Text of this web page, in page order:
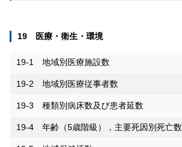
19 医療・衛生・環境
19-1 地域別医療施設数
19-2 地域別医療従事者数
19-3 種類別病床数及び患者延数
19-4 年齢（5歳階級），主要死因別死亡数